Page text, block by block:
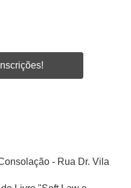
- Rua Dr. Vila